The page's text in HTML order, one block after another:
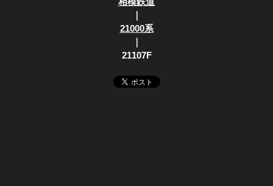
｜
21000系
｜
21107F